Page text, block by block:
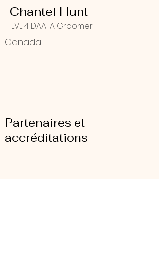
Chantel Hunt
LVL 4 DAATA Groomer
Canada
Partenaires et
accréditations